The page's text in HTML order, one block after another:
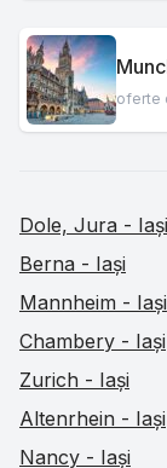
oferte
Dole, Jura - Iași
Berna - Iași
Mannheim - Iași
Chambery - Iași
Zurich - Iași
Altenrhein - Iași
Nancy - Iași